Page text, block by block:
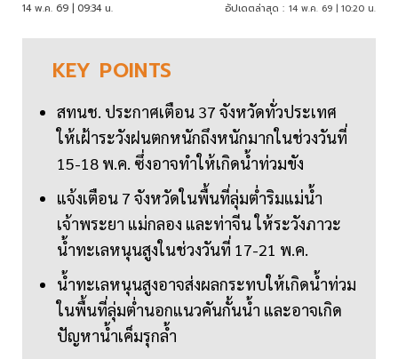
14 พ.ค. 69 | 09:34 น. อัปเดตล่าสุด : 14 พ.ค. 69 | 10:20 น.
KEY POINTS
สทนช. ประกาศเตือน 37 จังหวัดทั่วประเทศ
ให้เฝ้าระวังฝนตกหนักถึงหนักมากในช่วงวันที่
15-18 พ.ค. ซึ่งอาจทำให้เกิดน้ำท่วมขัง
แจ้งเตือน 7 จังหวัดในพื้นที่ลุ่มต่ำริมแม่น้ำ
เจ้าพระยา แม่กลอง และท่าจีน ให้ระวังภาวะ
น้ำทะเลหนุนสูงในช่วงวันที่ 17-21 พ.ค.
น้ำทะเลหนุนสูงอาจส่งผลกระทบให้เกิดน้ำท่วม
ในพื้นที่ลุ่มต่ำนอกแนวคันกั้นน้ำ และอาจเกิด
ปัญหาน้ำเค็มรุกล้ำ